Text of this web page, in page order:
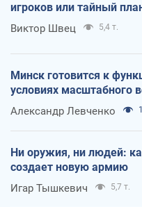
игроков или тайный
Виктор Швец 5,4 т.
Минск готовится к
условиях масштабного
Александр Левченко
Ни оружия, ни людей:
создает новую армию
Игар Тышкевич 5,7 т.